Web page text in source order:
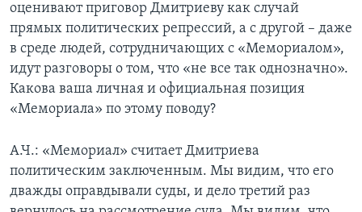
оценивают приговор Дмитриеву как случай
прямых политических репрессий, а с другой – даже
в среде людей, сотрудничающих с «Мемориалом»,
идут разговоры о том, что «не все так однозначно».
Какова ваша личная и официальная позиция
«Мемориала» по этому поводу?
А.Ч.: «Мемориал» считает Дмитриева
политическим заключенным. Мы видим, что его
дважды оправдывали суды, и дело третий раз